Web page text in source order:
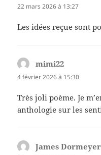
22 mars 2026 à 13:27
Les idées reçue sont
mimi22
4 février 2026 à 15:30
Très joli poème. Je
anthologie sur les
James Dormeyer